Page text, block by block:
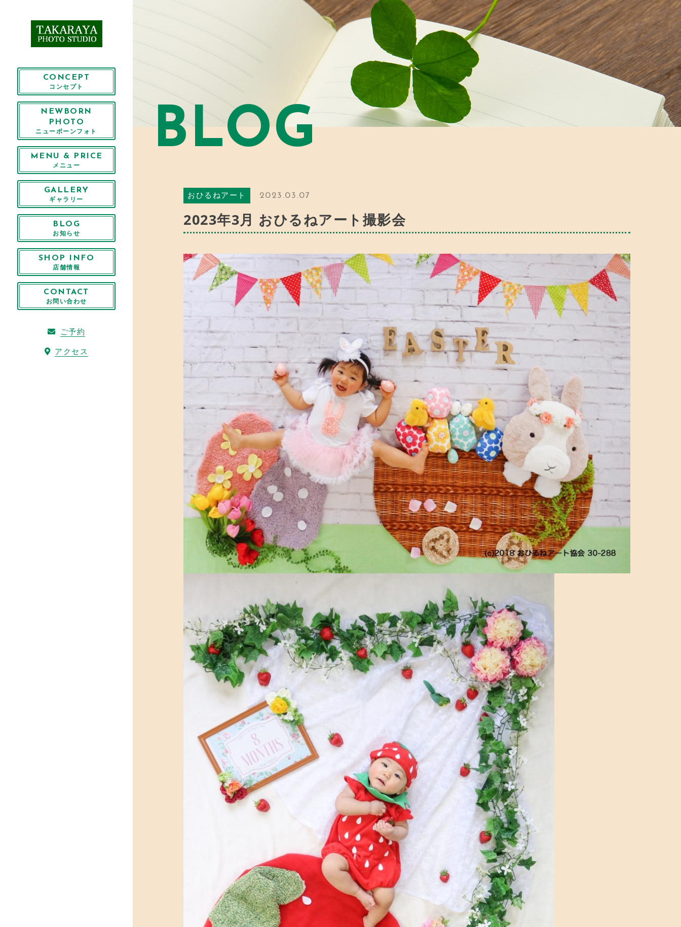
CONCEPT
コンセプト
NEWBORN
PHOTO
ニューボーンフォト
MENU & PRICE
メニュー
GALLERY
ギャラリー
BLOG
お知らせ
SHOP INFO
店舗情報
CONTACT
お問い合わせ
ご予約
アクセス
BLOG
おひるねアート 2023.03.07
2023年3月 おひるねアート撮影会